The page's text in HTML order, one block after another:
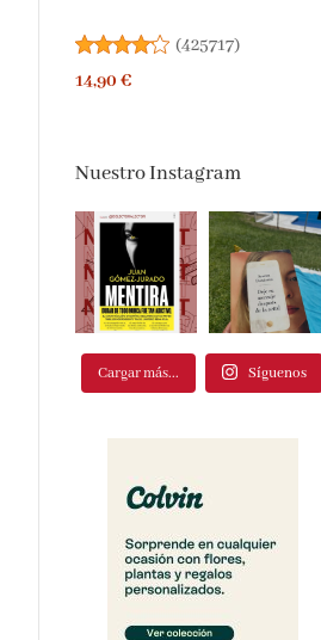
(425717)
14,90 €
Nuestro Instagram
Cargar más... Síguenos